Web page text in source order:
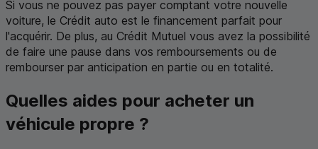
Si vous ne pouvez pas payer comptant votre nouvelle
voiture, le Crédit auto est le financement parfait pour
l'acquérir. De plus, au Crédit Mutuel vous avez la possibilité
de faire une pause dans vos remboursements ou de
rembourser par anticipation en partie ou en totalité.
Quelles aides pour acheter un
véhicule propre ?